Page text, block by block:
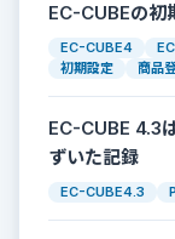
EC-CUBEの初
EC-CUBE4
初期設定
商品
EC-CUBE 4.3
ずいた記録
EC-CUBE4.3